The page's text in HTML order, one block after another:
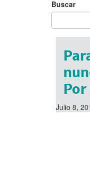
Buscar
Julio 8,